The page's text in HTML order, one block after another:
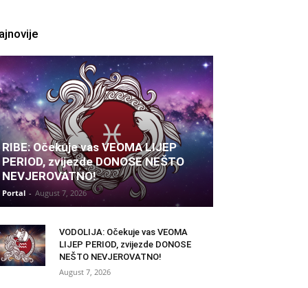
RIBE: Očekuje vas VEOMA LIJEP
PERIOD, zvijezde DONOSE NEŠTO
NEVJEROVATNO!
Portal - August 7, 2026
VODOLIJA: Očekuje vas VEOMA
LIJEP PERIOD, zvijezde DONOSE
NEŠTO NEVJEROVATNO!
August 7, 2026